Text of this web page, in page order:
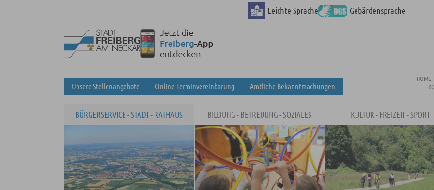
Leichte Sprache Gebärdensprache
HOME
BÜRGERSERVICE - STADT - RATHAUS BILDUNG - BETREUUNG - SOZIALES KULTUR - FREIZEIT - SPORT
Unsere Stellenangebote Online-Terminvereinbarung Amtliche Bekanntmachungen